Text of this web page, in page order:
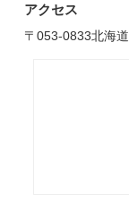
アクセス
〒053-0833北海